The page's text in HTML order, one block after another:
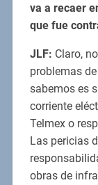
va a recaer
que fue
JLF: Claro,
problemas
sabemos es
corriente
Telmex o
Las pericias
obras de